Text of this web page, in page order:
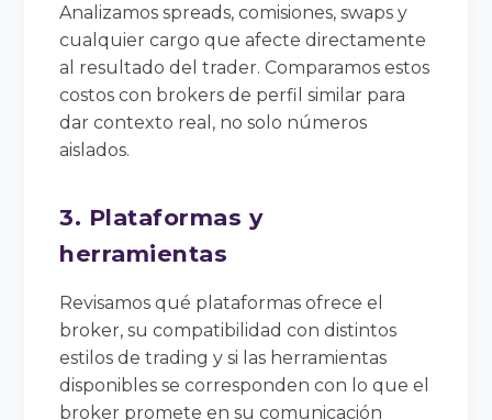
Analizamos spreads, comisiones, swaps y
cualquier cargo que afecte directamente
al resultado del trader. Comparamos estos
costos con brokers de perfil similar para
dar contexto real, no solo números
aislados.
3. Plataformas y
herramientas
Revisamos qué plataformas ofrece el
broker, su compatibilidad con distintos
estilos de trading y si las herramientas
disponibles se corresponden con lo que el
broker promete en su comunicación